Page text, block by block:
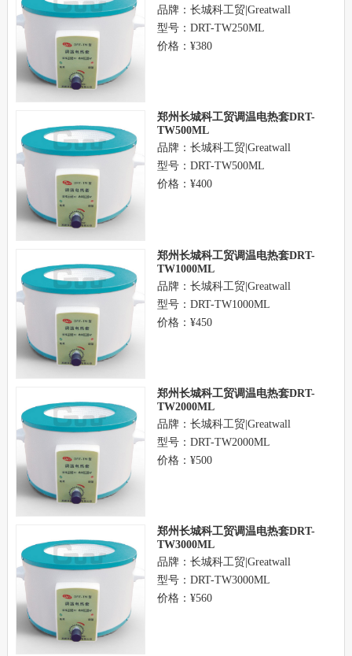
品牌：长城科工贸|Greatwall
型号：DRT-TW250ML
价格：¥380
郑州长城科工贸调温电热套DRT-
TW500ML
品牌：长城科工贸|Greatwall
型号：DRT-TW500ML
价格：¥400
郑州长城科工贸调温电热套DRT-
TW1000ML
品牌：长城科工贸|Greatwall
型号：DRT-TW1000ML
价格：¥450
郑州长城科工贸调温电热套DRT-
TW2000ML
品牌：长城科工贸|Greatwall
型号：DRT-TW2000ML
价格：¥500
郑州长城科工贸调温电热套DRT-
TW3000ML
品牌：长城科工贸|Greatwall
型号：DRT-TW3000ML
价格：¥560